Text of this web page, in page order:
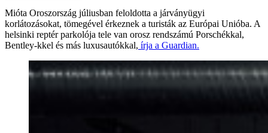
Mióta Oroszország júliusban feloldotta a járványügyi
korlátozásokat, tömegével érkeznek a turisták az Európai Unióba. A
helsinki reptér parkolója tele van orosz rendszámú Porschékkal,
Bentley-kkel és más luxusautókkal, írja a Guardian.